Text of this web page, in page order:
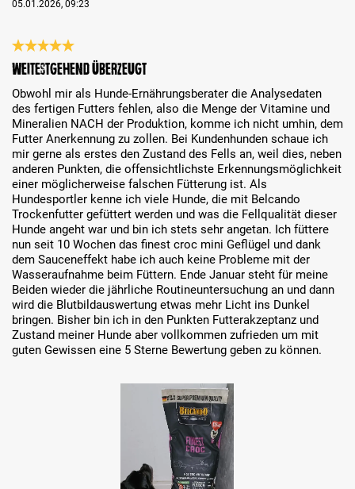
05.01.2026, 09:23
Recenze s hodnocením 5 z 5 hvězd
Weitestgehend überzeugt
Obwohl mir als Hunde-Ernährungsberater die Analysedaten
des fertigen Futters fehlen, also die Menge der Vitamine und
Mineralien NACH der Produktion, komme ich nicht umhin, dem
Futter Anerkennung zu zollen. Bei Kundenhunden schaue ich
mir gerne als erstes den Zustand des Fells an, weil dies, neben
anderen Punkten, die offensichtlichste Erkennungsmöglichkeit
einer möglicherweise falschen Fütterung ist. Als
Hundesportler kenne ich viele Hunde, die mit Belcando
Trockenfutter gefüttert werden und was die Fellqualität dieser
Hunde angeht war und bin ich stets sehr angetan. Ich füttere
nun seit 10 Wochen das finest croc mini Geflügel und dank
dem Sauceneffekt habe ich auch keine Probleme mit der
Wasseraufnahme beim Füttern. Ende Januar steht für meine
Beiden wieder die jährliche Routineuntersuchung an und dann
wird die Blutbildauswertung etwas mehr Licht ins Dunkel
bringen. Bisher bin ich in den Punkten Futterakzeptanz und
Zustand meiner Hunde aber vollkommen zufrieden um mit
guten Gewissen eine 5 Sterne Bewertung geben zu können.